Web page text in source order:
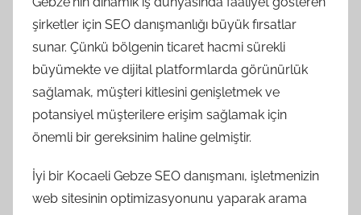
şirketler için SEO danışmanlığı büyük fırsatlar
sunar. Çünkü bölgenin ticaret hacmi sürekli
büyümekte ve dijital platformlarda görünürlük
sağlamak, müşteri kitlesini genişletmek ve
potansiyel müşterilere erişim sağlamak için
önemli bir gereksinim haline gelmiştir.
İyi bir Kocaeli Gebze SEO danışmanı, işletmenizin
web sitesinin optimizasyonunu yaparak arama